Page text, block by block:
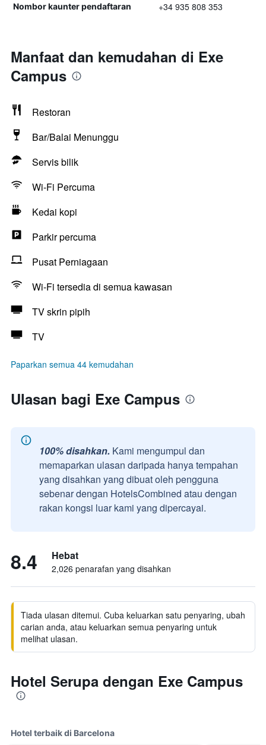
Nombor kaunter pendaftaran +34 935 808 353
Manfaat dan kemudahan di Exe
Campus
Restoran
Bar/Balai Menunggu
Servis bilik
Wi-Fi Percuma
Kedai kopi
Parkir percuma
Pusat Perniagaan
Wi-Fi tersedia di semua kawasan
TV skrin pipih
TV
Paparkan semua 44 kemudahan
Ulasan bagi Exe Campus
100% disahkan. Kami mengumpul dan
memaparkan ulasan daripada hanya tempahan
yang disahkan yang dibuat oleh pengguna
sebenar dengan HotelsCombined atau dengan
rakan kongsi luar kami yang dipercayai.
8.4 Hebat
2,026 penarafan yang disahkan
Tiada ulasan ditemui. Cuba keluarkan satu penyaring, ubah
carian anda, atau keluarkan semua penyaring untuk
melihat ulasan.
Hotel Serupa dengan Exe Campus
Hotel terbaik di Barcelona